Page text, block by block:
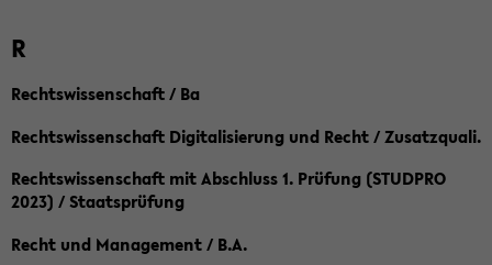
R
Rechtswissenschaft / Ba
Rechtswissenschaft Digitalisierung und Recht / Zusatzquali.
Rechtswissenschaft mit Abschluss 1. Prüfung (STUDPRO
2023) / Staatsprüfung
Recht und Management / B.A.